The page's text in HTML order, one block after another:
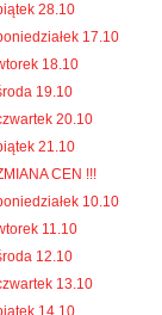
28.10
17.10
18.10
19.10
20.10
21.10
CEN !!!
10.10
11.10
12.10
13.10
14.10